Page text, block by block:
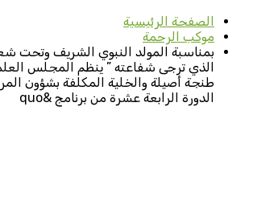
الصفحة الرئيسية
موكب الرحمة
بمناسبة المولد النبوي الشريف وتحت
الذي ترجى شفاعته ” ينظم المجلس
طنجة أصيلة والخلية المكلفة بشؤون
الدورة الرابعة عشرة من برنامج &quo